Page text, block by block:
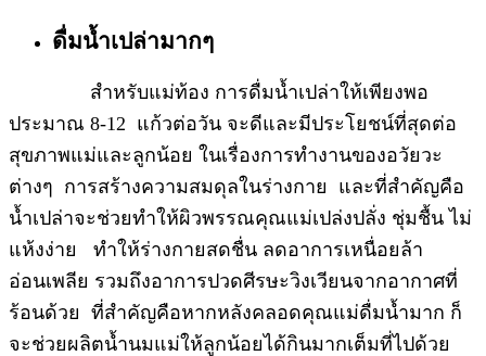
ดื่มน้ำเปล่ามากๆ
สำหรับแม่ท้อง การดื่มน้ำเปล่าให้เพียงพอ
ประมาณ 8-12 แก้วต่อวัน จะดีและมีประโยชน์ที่สุดต่อ
สุขภาพแม่และลูกน้อย ในเรื่องการทำงานของอวัยวะ
ต่างๆ การสร้างความสมดุลในร่างกาย และที่สำคัญคือ
น้ำเปล่าจะช่วยทำให้ผิวพรรณคุณแม่เปล่งปลั่ง ชุ่มชื้น ไม่
แห้งง่าย ทำให้ร่างกายสดชื่น ลดอาการเหนื่อยล้า
อ่อนเพลีย รวมถึงอาการปวดศีรษะวิงเวียนจากอากาศที่
ร้อนด้วย ที่สำคัญคือหากหลังคลอดคุณแม่ดื่มน้ำมาก ก็
จะช่วยผลิตน้ำนมแม่ให้ลูกน้อยได้กินมากเต็มที่ไปด้วย